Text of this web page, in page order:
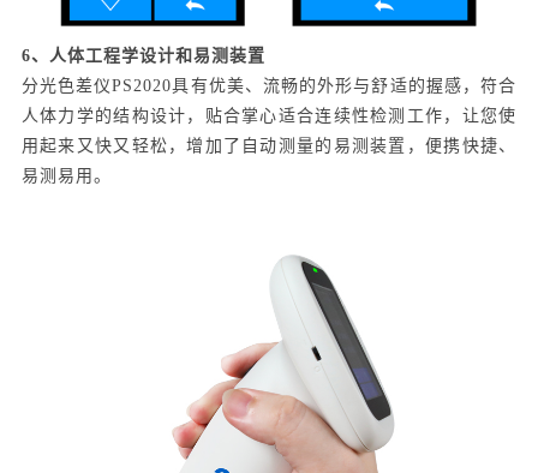
6、人体工程学设计和易测装置
分光色差仪PS2020具有优美、流畅的外形与舒适的握感，符合
人体力学的结构设计，贴合掌心适合连续性检测工作，让您使
用起来又快又轻松，增加了自动测量的易测装置，便携快捷、
易测易用。